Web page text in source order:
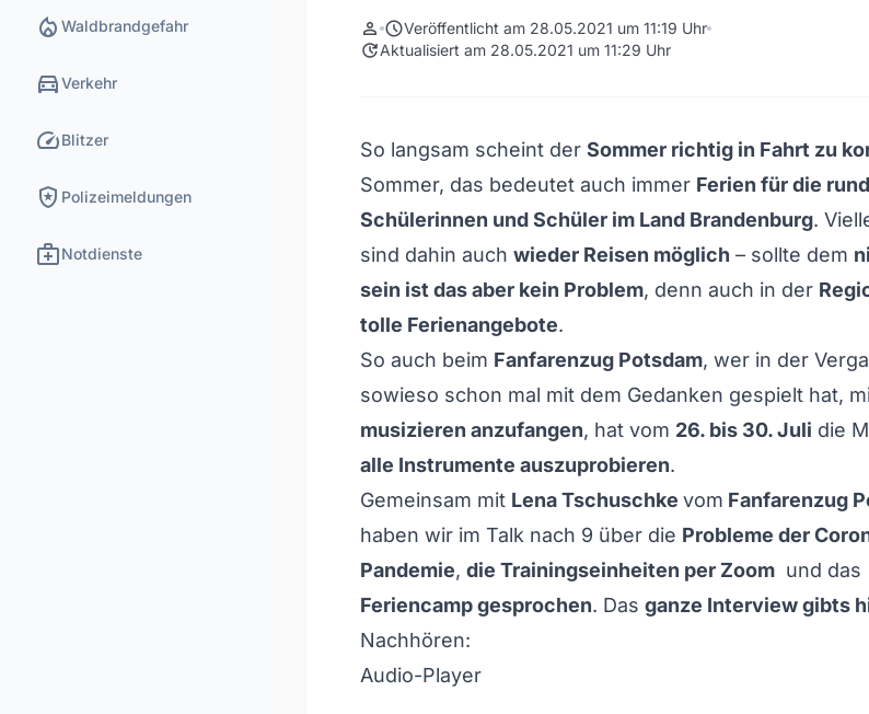
local_fire_department Waldbrandgefahr
directions_carVerkehr
speedBlitzer
local_police Polizeimeldungen
medical_servicesNotdienste
person scheduleVeröffentlicht am 28.05.2021 um 11:19 Uhr
updateAktualisiert am 28.05.2021 um 11:29 Uhr
So langsam scheint der Sommer richtig in Fahrt zu
Sommer, das bedeutet auch immer Ferien für die
Schülerinnen und Schüler im Land Brandenburg.
sind dahin auch wieder Reisen möglich – sollte dem
sein ist das aber kein Problem, denn auch in der
tolle Ferienangebote.
So auch beim Fanfarenzug Potsdam, wer in der
sowieso schon mal mit dem Gedanken gespielt hat,
musizieren anzufangen, hat vom 26. bis 30. Juli die
alle Instrumente auszuprobieren.
Gemeinsam mit Lena Tschuschke vom Fanfarenzug
haben wir im Talk nach 9 über die Probleme der
Pandemie, die Trainingseinheiten per Zoom und das
Feriencampgesprochen. Das ganze Interview gibts
Nachhören:
Audio-Player